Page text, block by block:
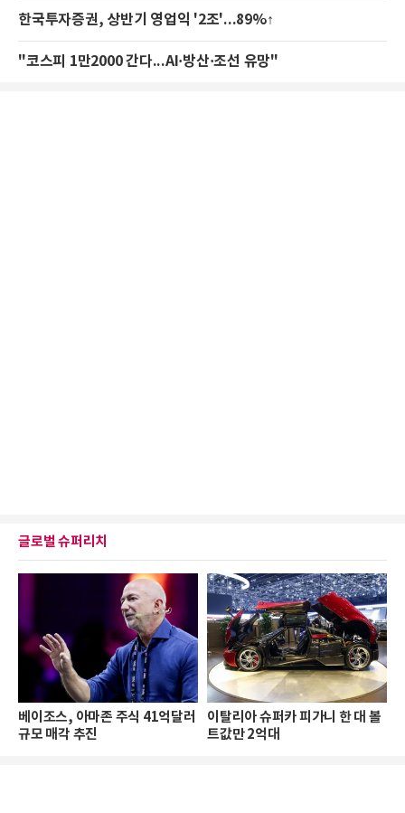
한국투자증권, 상반기 영업익 '2조'...89%↑
"코스피 1만2000 간다...AI·방산·조선 유망"
글로벌 슈퍼리치
베이조스, 아마존 주식 41억달러
규모 매각 추진
이탈리아 슈퍼카 피가니 한 대 볼
트값만 2억대